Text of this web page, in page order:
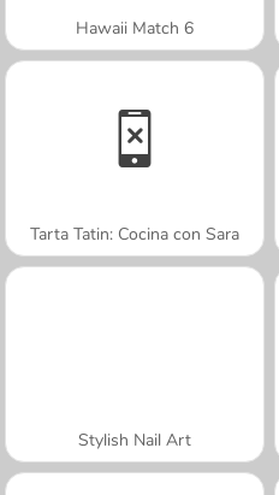
Hawaii Match 6
Tarta Tatin: Cocina con Sara
Stylish Nail Art